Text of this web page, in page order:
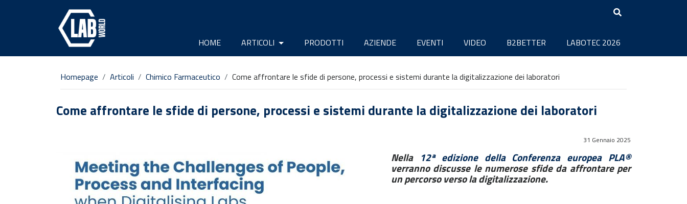
HOME ARTICOLI PRODOTTI AZIENDE EVENTI VIDEO B2BETTER LABOTEC 2026
Homepage Articoli Chimico Farmaceutico Come affrontare le sfide di persone, processi e sistemi durante la digitalizzazione dei laboratori
Come affrontare le sfide di persone, processi e sistemi durante la digitalizzazione dei laboratori
31 Gennaio 2025
Nella 12ª edizione della Conferenza europea PLA®
verranno discusse le numerose sfide da affrontare per
un percorso verso la digitalizzazione.